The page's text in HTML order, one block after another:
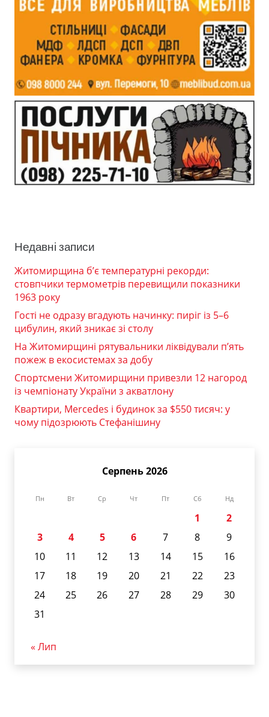
Недавні записи
Житомирщина б’є температурні рекорди:
стовпчики термометрів перевищили показники
1963 року
Гості не одразу вгадують начинку: пиріг із 5–6
цибулин, який зникає зі столу
На Житомирщині рятувальники ліквідували п’ять
пожеж в екосистемах за добу
Спортсмени Житомирщини привезли 12 нагород
із чемпіонату України з акватлону
Квартири, Mercedes і будинок за $550 тисяч: у
чому підозрюють Стефанішину
Серпень 2026
Пн Вт Ср Чт Пт Сб Нд
1
2
3
4 5 6 7 8
9
10
11 12 13 14 15
16
17
18 19 20 21 22
23
24
25 26 27 28 29
30
31
« Лип